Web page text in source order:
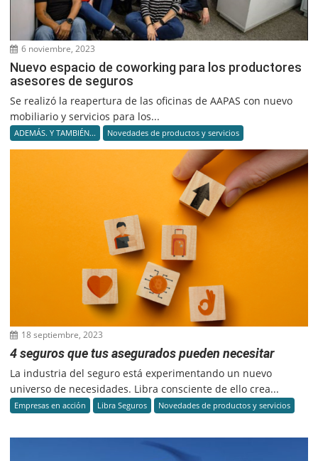
6 noviembre, 2023
Nuevo espacio de coworking para los productores
asesores de seguros
Se realizó la reapertura de las oficinas de AAPAS con nuevo
mobiliario y servicios para los...
ADEMÁS. Y TAMBIÉN... Novedades de productos y servicios
18 septiembre, 2023
4 seguros que tus asegurados pueden necesitar
La industria del seguro está experimentando un nuevo
universo de necesidades. Libra consciente de ello crea...
Empresas en acción Libra Seguros Novedades de productos y servicios